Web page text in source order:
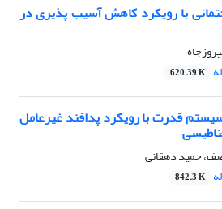
با رویکرد کاهش آسیب پذیری در
620.39 K
قدرت با رویکرد پدافند غیرعامل
حمید دهقانی
842.3 K